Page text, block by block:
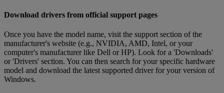
Download drivers from official support pages
Once you have the model name, visit the support section of the
manufacturer's website (e.g., NVIDIA, AMD, Intel, or your
computer's manufacturer like Dell or HP). Look for a 'Downloads'
or 'Drivers' section. You can then search for your specific hardware
model and download the latest supported driver for your version of
Windows.